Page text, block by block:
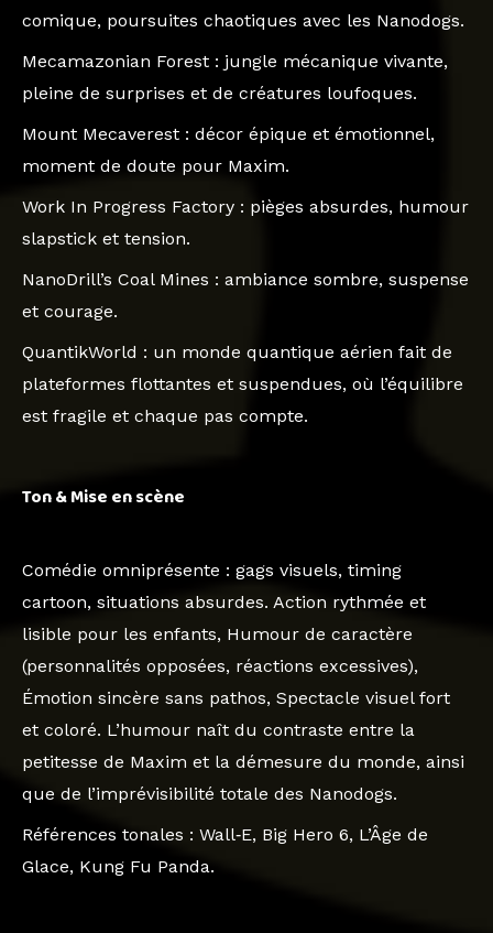
comique, poursuites chaotiques avec les Nanodogs.
Mecamazonian Forest : jungle mécanique vivante,
pleine de surprises et de créatures loufoques.
Mount Mecaverest : décor épique et émotionnel,
moment de doute pour Maxim.
Work In Progress Factory : pièges absurdes, humour
slapstick et tension.
NanoDrill’s Coal Mines : ambiance sombre, suspense
et courage.
QuantikWorld : un monde quantique aérien fait de
plateformes flottantes et suspendues, où l’équilibre
est fragile et chaque pas compte.
Ton & Mise en scène
Comédie omniprésente : gags visuels, timing
cartoon, situations absurdes. Action rythmée et
lisible pour les enfants, Humour de caractère
(personnalités opposées, réactions excessives),
Émotion sincère sans pathos, Spectacle visuel fort
et coloré. L’humour naît du contraste entre la
petitesse de Maxim et la démesure du monde, ainsi
que de l’imprévisibilité totale des Nanodogs.
Références tonales : Wall‑E, Big Hero 6, L’Âge de
Glace, Kung Fu Panda.